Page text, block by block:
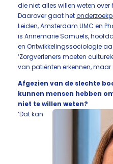
die niet alles willen weten
Daarover gaat het
Leiden, Amsterdam UMC en
is Annemarie Samuels,
en Ontwikkelingssociologie
‘Zorgverleners moeten
van patiënten erkennen, maar
Afgezien van de slechte
kunnen mensen hebben
niet te willen weten?
‘Dat kan